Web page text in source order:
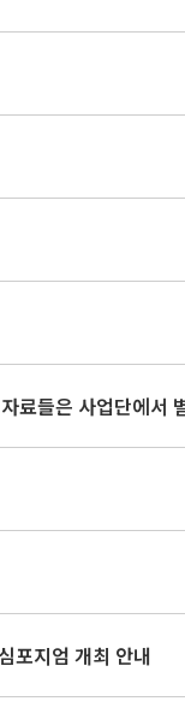
포지엄 개최 안내